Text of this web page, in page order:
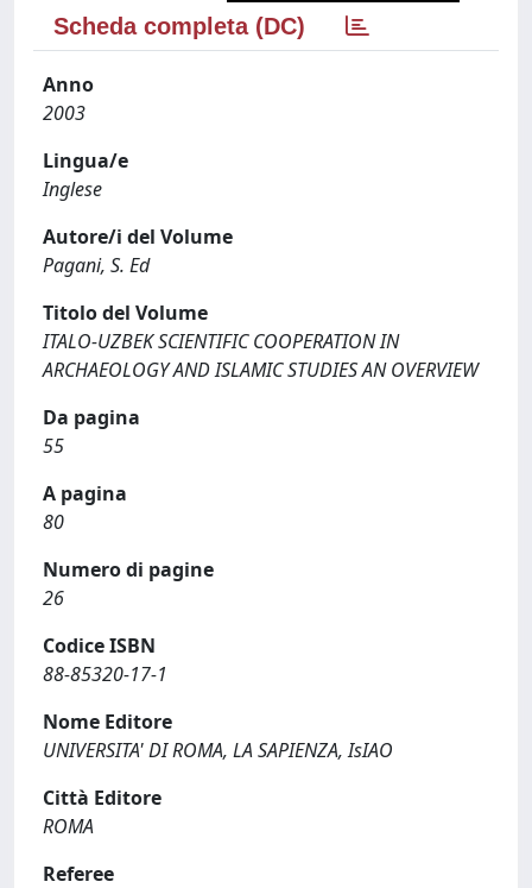
Scheda completa (DC)
Anno
2003
Lingua/e
Inglese
Autore/i del Volume
Pagani, S. Ed
Titolo del Volume
ITALO-UZBEK SCIENTIFIC COOPERATION IN
ARCHAEOLOGY AND ISLAMIC STUDIES AN OVERVIEW
Da pagina
55
A pagina
80
Numero di pagine
26
Codice ISBN
88-85320-17-1
Nome Editore
UNIVERSITA' DI ROMA, LA SAPIENZA, IsIAO
Città Editore
ROMA
Referee